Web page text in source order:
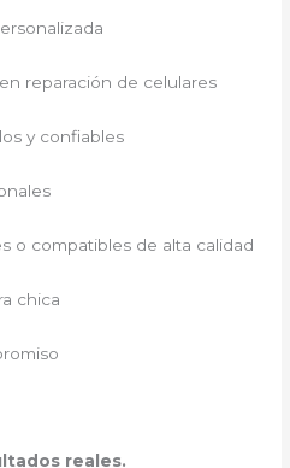
reparación de celulares
y confiables
o compatibles de alta calidad
chica
reales.